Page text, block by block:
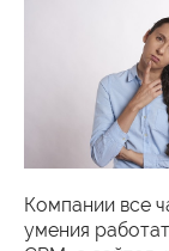
Компании все
умения